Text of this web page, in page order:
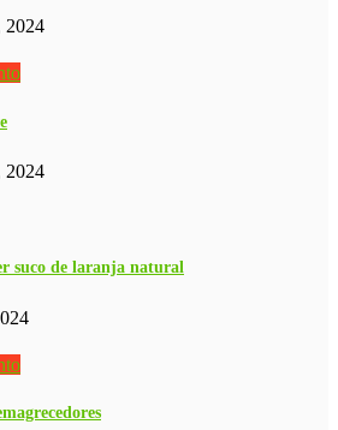
2024
2024
suco de laranja natural